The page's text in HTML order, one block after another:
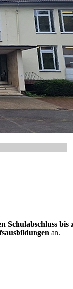
Schulabschluss bis
an.